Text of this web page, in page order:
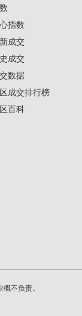
指数
成交
成交
数据
成交排行榜
百科
不负责。